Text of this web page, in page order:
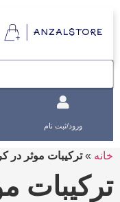
ورود/ثبت نام
خانه »ترکیبات موثر در
ترکیبات